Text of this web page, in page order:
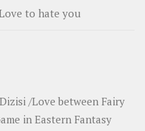
to hate you
/Love between Fairy
in Eastern Fantasy